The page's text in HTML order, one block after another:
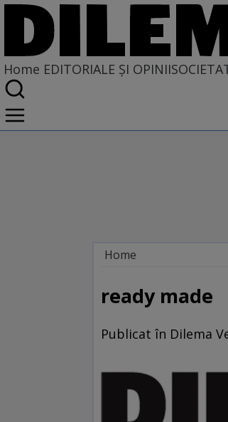
Home EDITORIALE ȘI OPINII
Home
PE CE LUME TRĂIM
ready made
Publicat în Dilema